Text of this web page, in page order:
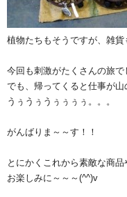
植物たちもそうですが、雑
今回も刺激がたくさんの旅で
でも、帰ってくると仕事が
うぅうぅうぅぅぅぅ。。。
がんばりま～～す！！
とにかくこれから素敵な商
お楽しみに～～～(^^)v